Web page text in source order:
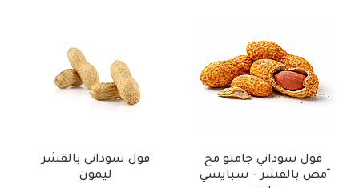
فول سودانى بالقشر
ليمون
فول سوداني جامبو مح
ّمص بالقشر - سبايسي